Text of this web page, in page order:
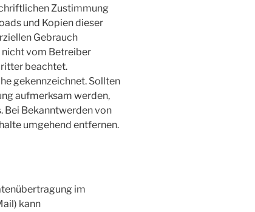
Zustimmung
und Kopien dieser
Gebrauch
vom Betreiber
beachtet.
gekennzeichnet. Sollten
aufmerksam werden,
Bei Bekanntwerden von
umgehend entfernen.
im
kann